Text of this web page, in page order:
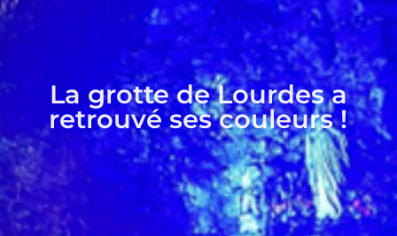
La grotte de Lourdes a
retrouvé ses couleurs !